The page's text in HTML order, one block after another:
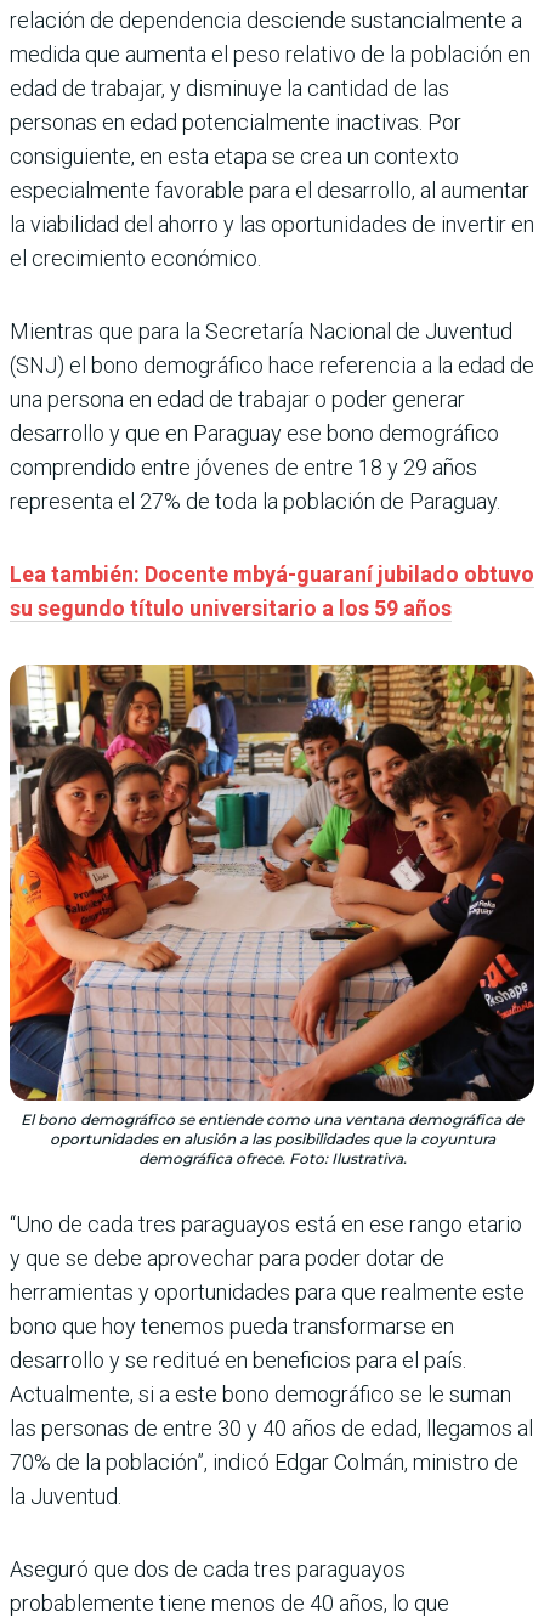
relación de dependencia desciende sustancialmente a
medida que aumenta el peso relativo de la población en
edad de trabajar, y disminuye la cantidad de las
personas en edad potencialmente inactivas. Por
consiguiente, en esta etapa se crea un contexto
especialmente favorable para el desarrollo, al aumentar
la viabilidad del ahorro y las oportunidades de invertir en
el crecimiento económico.
Mientras que para la Secretaría Nacional de Juventud
(SNJ) el bono demográfico hace referencia a la edad de
una persona en edad de trabajar o poder generar
desarrollo y que en Paraguay ese bono demográfico
comprendido entre jóvenes de entre 18 y 29 años
representa el 27% de toda la población de Paraguay.
Lea también: Docente mbyá-guaraní jubilado obtuvo
su segundo título universitario a los 59 años
El bono demográfico se entiende como una ventana demográfica de
oportunidades en alusión a las posibilidades que la coyuntura
demográfica ofrece. Foto: Ilustrativa.
“Uno de cada tres paraguayos está en ese rango etario
y que se debe aprovechar para poder dotar de
herramientas y oportunidades para que realmente este
bono que hoy tenemos pueda transformarse en
desarrollo y se reditué en beneficios para el país.
Actualmente, si a este bono demográfico se le suman
las personas de entre 30 y 40 años de edad, llegamos al
70% de la población”, indicó Edgar Colmán, ministro de
la Juventud.
Aseguró que dos de cada tres paraguayos
probablemente tiene menos de 40 años, lo que